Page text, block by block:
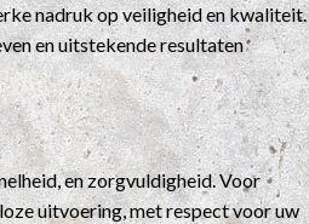
nadruk op veiligheid en kwaliteit.
en uitstekende resultaten
en zorgvuldigheid. Voor
uitvoering, met respect voor uw